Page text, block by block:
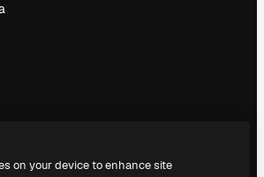
on your device to enhance site